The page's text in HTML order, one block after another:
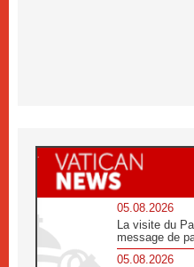
05.08.2026
La visite du
message de
05.08.2026